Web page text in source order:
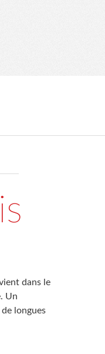
dans le
Un
longues